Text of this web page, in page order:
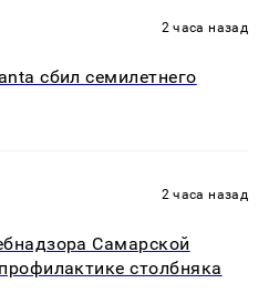
2 часа назад
сбил семилетнего
2 часа назад
Самарской
столбняка